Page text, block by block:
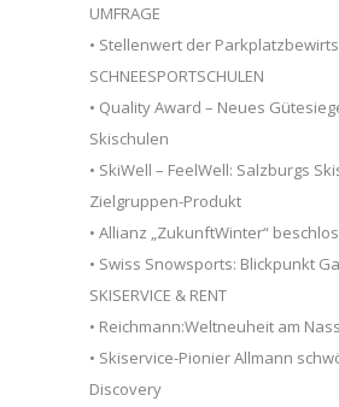
UMFRAGE
• Stellenwert der
SCHNEESPORTSCHULEN
• Quality Award – Neues
Skischulen
• SkiWell – FeelWell: Salzburgs
Zielgruppen-Produkt
• Allianz „ZukunftWinter“
• Swiss Snowsports: Blickpunkt
SKISERVICE & RENT
• Reichmann:Weltneuheit am
• Skiservice-Pionier Allmann
Discovery